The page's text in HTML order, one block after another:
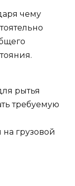
чему
рытья
требуемую
грузовой